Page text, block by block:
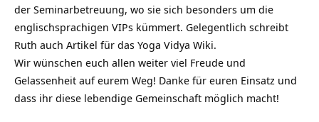
der Seminarbetreuung, wo sie sich besonders um die
englischsprachigen VIPs kümmert. Gelegentlich schreibt
Ruth auch Artikel für das Yoga Vidya Wiki.
Wir wünschen euch allen weiter viel Freude und
Gelassenheit auf eurem Weg! Danke für euren Einsatz und
dass ihr diese lebendige Gemeinschaft möglich macht!